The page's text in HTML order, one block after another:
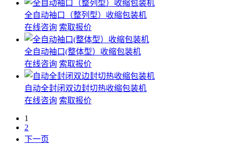
全自动袖口（整列型）收缩包装机
在线咨询 索取报价
全自动袖口(整体型）收缩包装机
在线咨询 索取报价
自动全封闭双边封切热收缩包装机
在线咨询 索取报价
1
2
下一页